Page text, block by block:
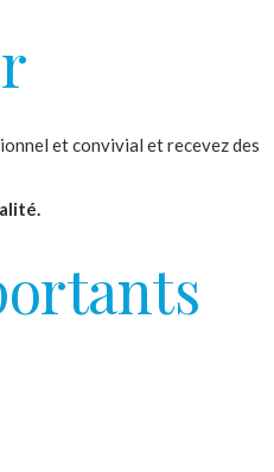
et convivial et recevez des